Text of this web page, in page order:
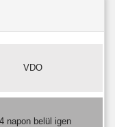
VDO
napon belül igen